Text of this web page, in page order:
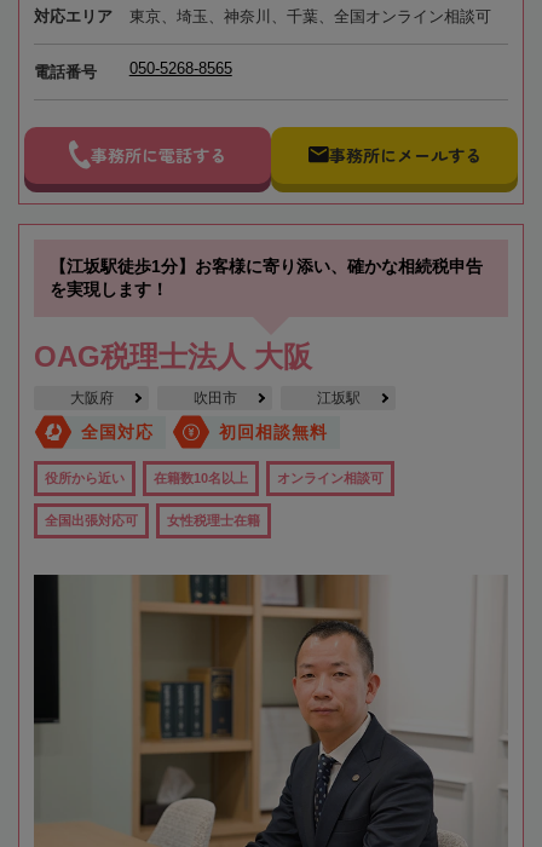
対応エリア 東京、埼玉、神奈川、千葉、全国オンライン相談可
電話番号 050-5268-8565
事務所に電話する 事務所にメールする
【江坂駅徒歩1分】お客様に寄り添い、確かな相続税申告
を実現します！
OAG税理士法人 大阪
大阪府 吹田市 江坂駅
全国対応 初回相談無料
役所から近い 在籍数10名以上 オンライン相談可
全国出張対応可 女性税理士在籍